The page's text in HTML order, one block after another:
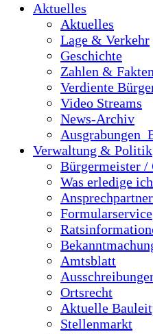
Aktuelles
Aktuelles
Lage & Verkehr
Geschichte
Zahlen & Fakten
Verdiente
Video Streams
News-Archiv
Verwaltung & Politik
Bürgermeister /
Was erledige
Ansprechpartner
Formularservice
Amtsblatt
Ortsrecht
Aktuelle
Stellenmarkt